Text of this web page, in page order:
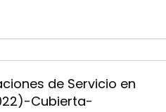
de Servicio en
Cubierta-